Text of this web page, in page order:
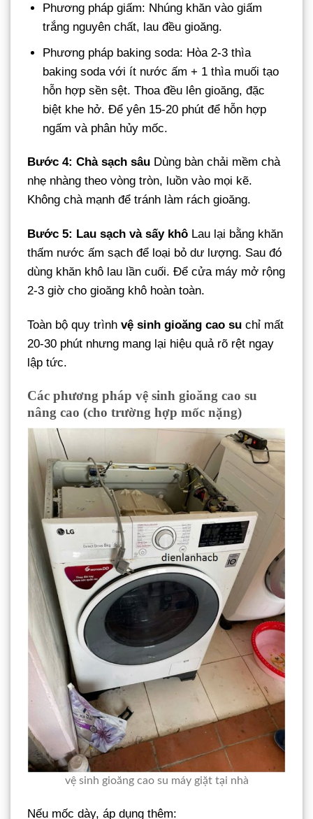
Phương pháp giấm: Nhúng khăn vào giấm
trắng nguyên chất, lau đều gioăng.
Phương pháp baking soda: Hòa 2-3 thìa
baking soda với ít nước ấm + 1 thìa muối tạo
hỗn hợp sền sệt. Thoa đều lên gioăng, đặc
biệt khe hở. Để yên 15-20 phút để hỗn hợp
ngấm và phân hủy mốc.
Bước 4: Chà sạch sâu Dùng bàn chải mềm chà
nhẹ nhàng theo vòng tròn, luồn vào mọi kẽ.
Không chà mạnh để tránh làm rách gioăng.
Bước 5: Lau sạch và sấy khô Lau lại bằng khăn
thấm nước ấm sạch để loại bỏ dư lượng. Sau đó
dùng khăn khô lau lần cuối. Để cửa máy mở rộng
2-3 giờ cho gioăng khô hoàn toàn.
Toàn bộ quy trình vệ sinh gioăng cao su chỉ mất
20-30 phút nhưng mang lại hiệu quả rõ rệt ngay
lập tức.
Các phương pháp vệ sinh gioăng cao su
nâng cao (cho trường hợp mốc nặng)
vệ sinh gioăng cao su máy giặt tại nhà
Nếu mốc dày, áp dụng thêm: